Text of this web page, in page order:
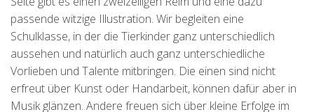
passende witzige Illustration. Wir begleiten eine
Schulklasse, in der die Tierkinder ganz unterschiedlich
aussehen und natürlich auch ganz unterschiedliche
Vorlieben und Talente mitbringen. Die einen sind nicht
erfreut über Kunst oder Handarbeit, können dafür aber in
Musik glänzen. Andere freuen sich über kleine Erfolge im